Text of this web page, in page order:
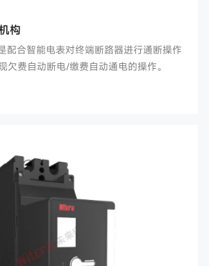
构
配合智能电表对终端断路器进行通断操作
欠费自动断电/缴费自动通电的操作。